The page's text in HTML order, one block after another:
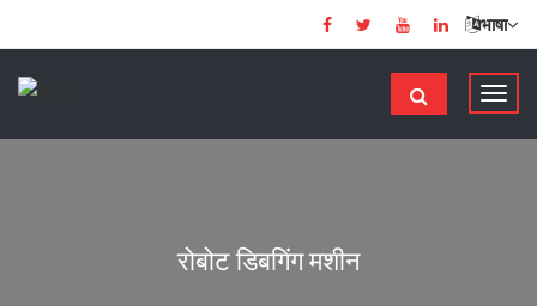
भाषा
टॉ
रोबोट डिबगिंग मशीन